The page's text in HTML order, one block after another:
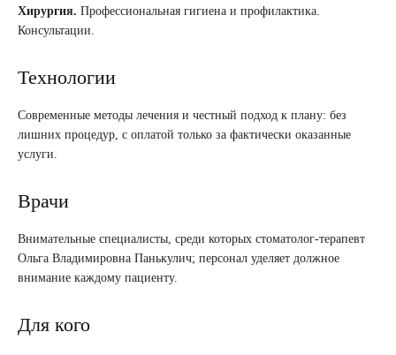
Хирургия. Профессиональная гигиена и профилактика.
Консультации.
Технологии
Современные методы лечения и честный подход к плану: без
лишних процедур, с оплатой только за фактически оказанные
услуги.
Врачи
Внимательные специалисты, среди которых стоматолог-терапевт
Ольга Владимировна Панькулич; персонал уделяет должное
внимание каждому пациенту.
Для кого